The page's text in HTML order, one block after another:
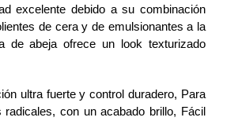
excelente debido a su combinación
de cera y de emulsionantes a la
de abeja ofrece un look texturizado
ultra fuerte y control duradero, Para
con un acabado brillo, Fácil